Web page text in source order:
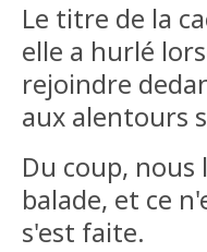
Le titre de la
elle a hurlé
rejoindre
aux alentours
Du coup,
balade, et ce
s'est faite.